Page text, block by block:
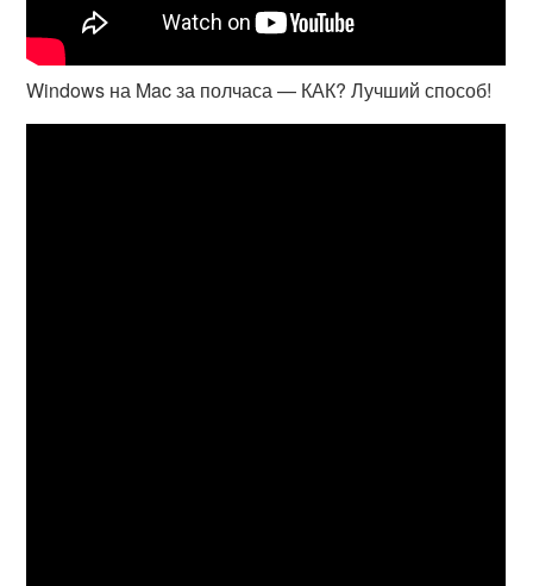
Windows на Mac за полчаса — КАК? Лучший способ!